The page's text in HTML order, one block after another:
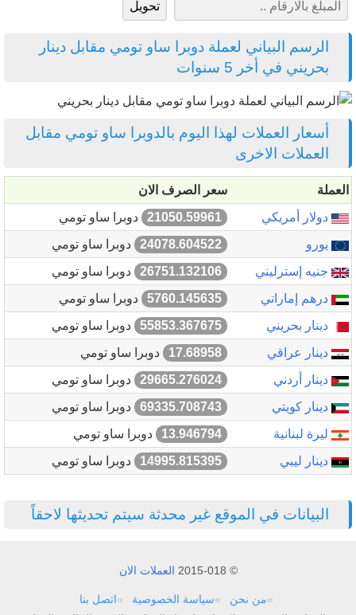
الرسم البياني لعملة دوبرا ساو تومي مقابل دينار
بحريني في أخر 5 سنوات
أسعار العملات لهذا اليوم بالدوبرا ساو تومي مقابل
العملات الاخرى
العملة
سعر الصرف الان
دولار أمريكي
21050.59961
دوبرا ساو تومي
يورو
24078.604522
دوبرا ساو تومي
جنيه إسترليني
26751.132106
دوبرا ساو تومي
درهم إماراتي
5760.145635
دوبرا ساو تومي
دينار بحريني
55853.367675
دوبرا ساو تومي
دينار عراقي
17.68958
دوبرا ساو تومي
دينار أردني
29665.276024
دوبرا ساو تومي
دينار كويتي
69335.708743
دوبرا ساو تومي
ليرة لبنانية
13.946794
دوبرا ساو تومي
دينار ليبي
14995.815395 دوبرا ساو تومي
البيانات في الموقع غير محدثة سيتم تحديثها لاحقاً
© 2015-018 العملات الان
من نحن سياسة الخصوصية
اتصل بنا